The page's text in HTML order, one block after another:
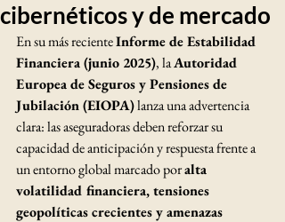
cibernéticos y de mercado
En su más reciente Informe de Estabilidad
Financiera (junio 2025), la Autoridad
Europea de Seguros y Pensiones de
Jubilación (EIOPA) lanza una advertencia
clara: las aseguradoras deben reforzar su
capacidad de anticipación y respuesta frente a
un entorno global marcado por alta
volatilidad financiera, tensiones
geopolíticas crecientes y amenazas